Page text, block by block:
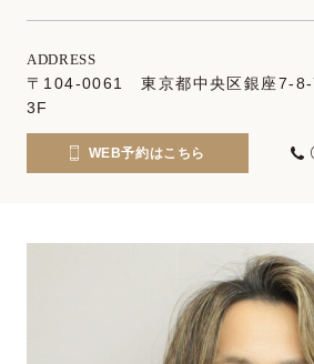
ADDRESS
〒104-0061 東京都中央区銀座7-
3F
WEB予約はこちら